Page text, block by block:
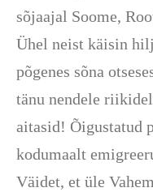
sõjaajal Soome,
Ühel neist käisin
põgenes sõna
tänu nendele
aitasid! Õigustatud
kodumaalt
Väidet, et üle